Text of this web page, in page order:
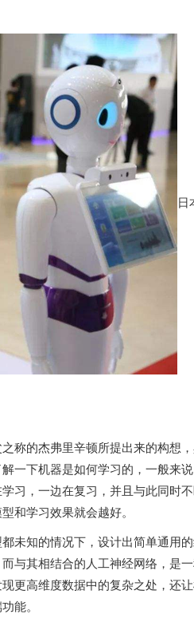
日
称的杰弗里辛顿所提出来的构想
一下机器是如何学习的，一般来
习，一边在复习，并且与此同时
和学习效果就会越好。
未知的情况下，设计出简单通用
与其相结合的人工神经网络，是
更高维度数据中的复杂之处，还
能。